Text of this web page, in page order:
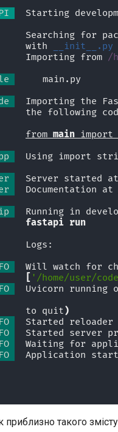
Starting
             with
__init__.py
             Importing from
/
  🐍 main.py
Importing the
the following
from main import
Using import
  Server started at
  Documentation at
Running in
fastapi run
             Logs:
Will watch for
[ '/home/user/
Uvicorn running
             to quit
)
Started reloader
Started server
Waiting for
Application
приблизно такого